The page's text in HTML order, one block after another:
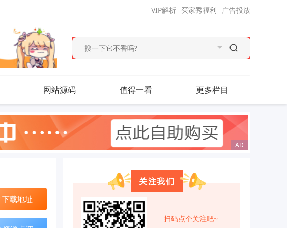
广告投放
买家秀福利
VIP解析
网站源码 值得一看 更多栏目
下载地址
关注我们
扫码点个关注吧~